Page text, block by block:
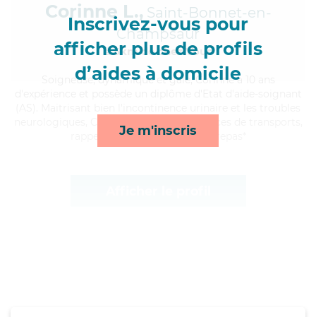
Inscrivez-vous pour
afficher plus de profils
d’aides à domicile
Je m'inscris
Corinne L., Saint-Bonnet-en-
Champsaur
à 5km de chez Vous
Soigneuse, dynamique et gaie, Corinne a 10 ans
neurologiques, Corinne apporte ses services de transports,
rappels, compagnie/loisirs et repas*